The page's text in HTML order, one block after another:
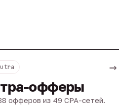
→
офферы
офферов из 49 CPA-сетей.